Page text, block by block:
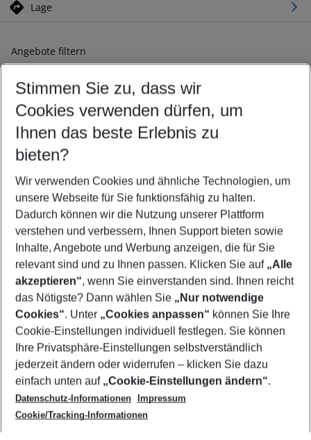
Lage
Angebote filtern
Ändern Sie Ihre Kriterien nach Ihren Wünschen
Abflughafen wählen
Beliebiger Abflughafen
Reisezeitraum wählen
11.08.26– 09.08.27 5-8 Nächte
2 Erwachsene Keine Kinder
Mehr Filter anzeigen
Footer
Footer navigation
Über uns
AGB
Cookie-Einstellungen ändern
Cookie-Richtlinie
Datenschutz
Service & Hilfe
Barrierefreies Reisen
Check-in
Folgen Sie uns
Stimmen Sie zu, dass wir
Cookies verwenden dürfen, um
Ihnen das beste Erlebnis zu
bieten?
Wir verwenden Cookies und ähnliche Technologien, um
unsere Webseite für Sie funktionsfähig zu halten.
Dadurch können wir die Nutzung unserer Plattform
verstehen und verbessern, Ihnen Support bieten sowie
Inhalte, Angebote und Werbung anzeigen, die für Sie
relevant sind und zu Ihnen passen. Klicken Sie auf „Alle
akzeptieren“, wenn Sie einverstanden sind. Ihnen reicht
das Nötigste? Dann wählen Sie „Nur notwendige
Cookies“. Unter „Cookies anpassen“ können Sie Ihre
Cookie-Einstellungen individuell festlegen. Sie können
Ihre Privatsphäre-Einstellungen selbstverständlich
jederzeit ändern oder widerrufen – klicken Sie dazu
einfach unten auf „Cookie-Einstellungen ändern“.
Datenschutz-Informationen
Impressum
Cookie/Tracking-Informationen